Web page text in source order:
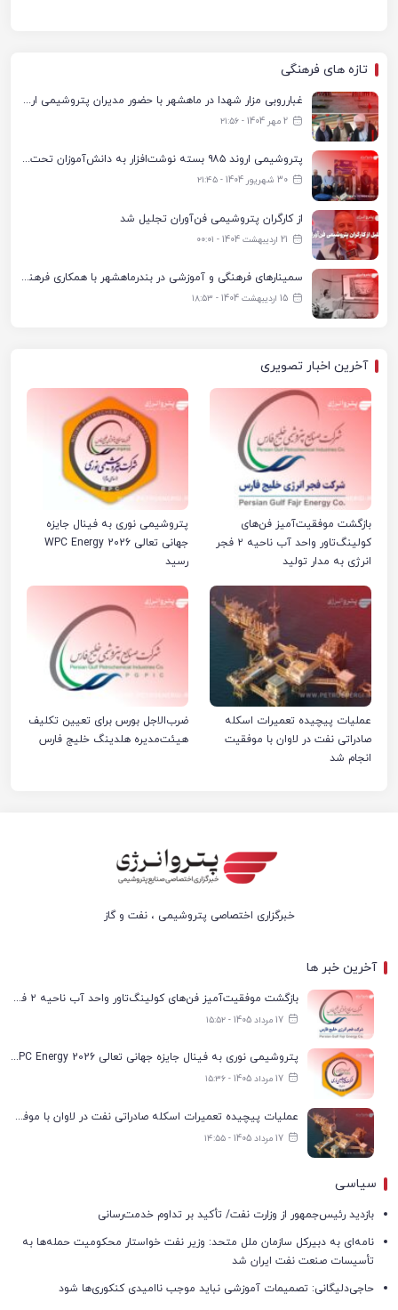
تازه های فرهنگی
غبارروبی مزار شهدا در ماهشهر با حضور مدیران پتروشیمی اروند و مسئولان شهری
2 مهر 1404 - ۲۱:۵۶
پتروشیمی اروند ۹۸۵ بسته نوشت‌افزار به دانش‌آموزان تحت پوشش کمیته امداد بندرماهشهر اهدا کرد
30 شهریور 1404 - ۲۱:۴۵
از کارگران پتروشیمی فن‌آوران تجلیل شد
21 اردیبهشت 1404 - ۰۰:۰۱
سمینارهای فرهنگی و آموزشی در بندرماهشهر با همکاری فرهنگ‌سرای پتروشیمی مارون
15 اردیبهشت 1404 - ۱۸:۵۳
آخرین اخبار تصویری
بازگشت موفقیت‌آمیز فن‌های
کولینگ‌تاور واحد آب ناحیه ۲ فجر
انرژی به مدار تولید
پتروشیمی نوری به فینال جایزه
جهانی تعالی WPC Energy 2026
رسید
عملیات پیچیده تعمیرات اسکله
صادراتی نفت در لاوان با موفقیت
انجام شد
ضرب‌الاجل بورس برای تعیین تکلیف
هیئت‌مدیره هلدینگ خلیج فارس
خبرگزاری اختصاصی پتروشیمی ، نفت و گاز
آخرین خبر ها
بازگشت موفقیت‌آمیز فن‌های کولینگ‌تاور واحد آب ناحیه ۲ فجر انرژی به مدار تولید
17 مرداد 1405 - ۱۵:۵۲
پتروشیمی نوری به فینال جایزه جهانی تعالی WPC Energy 2026 رسید
17 مرداد 1405 - ۱۵:۳۶
عملیات پیچیده تعمیرات اسکله صادراتی نفت در لاوان با موفقیت انجام شد
17 مرداد 1405 - ۱۴:۵۵
سیاسی
بازدید رئیس‌جمهور از وزارت نفت/ تأکید بر تداوم خدمت‌رسانی
نامه‌ای به دبیرکل سازمان ملل متحد: وزیر نفت خواستار محکومیت حمله‌ها به
تأسیسات صنعت نفت ایران شد
حاجی‌دلیگانی: تصمیمات آموزشی نباید موجب ناامیدی کنکوری‌ها شود